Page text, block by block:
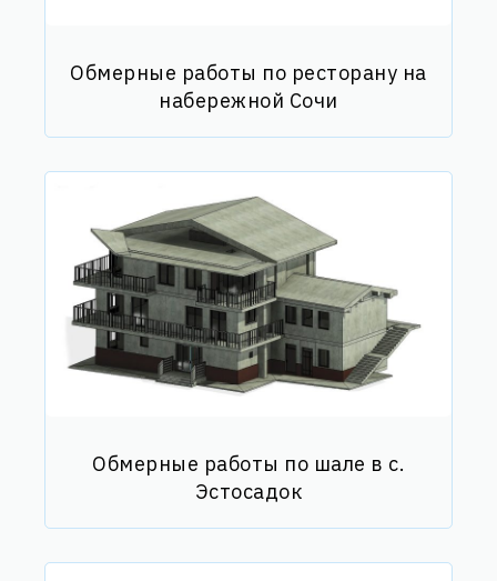
Обмерные работы по ресторану на
набережной Сочи
Обмерные работы по шале в с.
Эстосадок